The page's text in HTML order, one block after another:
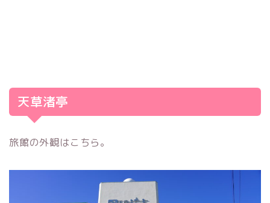
天草渚亭
旅館の外観はこちら。